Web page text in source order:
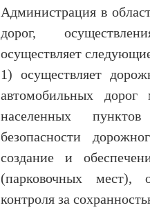
Администрация в
дорог,
осуществляет
1) осуществляет
автомобильных дорог
населенных
безопасности
создание и
(парковочных мест),
контроля за